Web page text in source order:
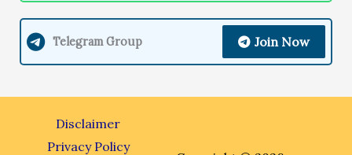
Telegram Group Join Now
Disclaimer
Privacy Policy